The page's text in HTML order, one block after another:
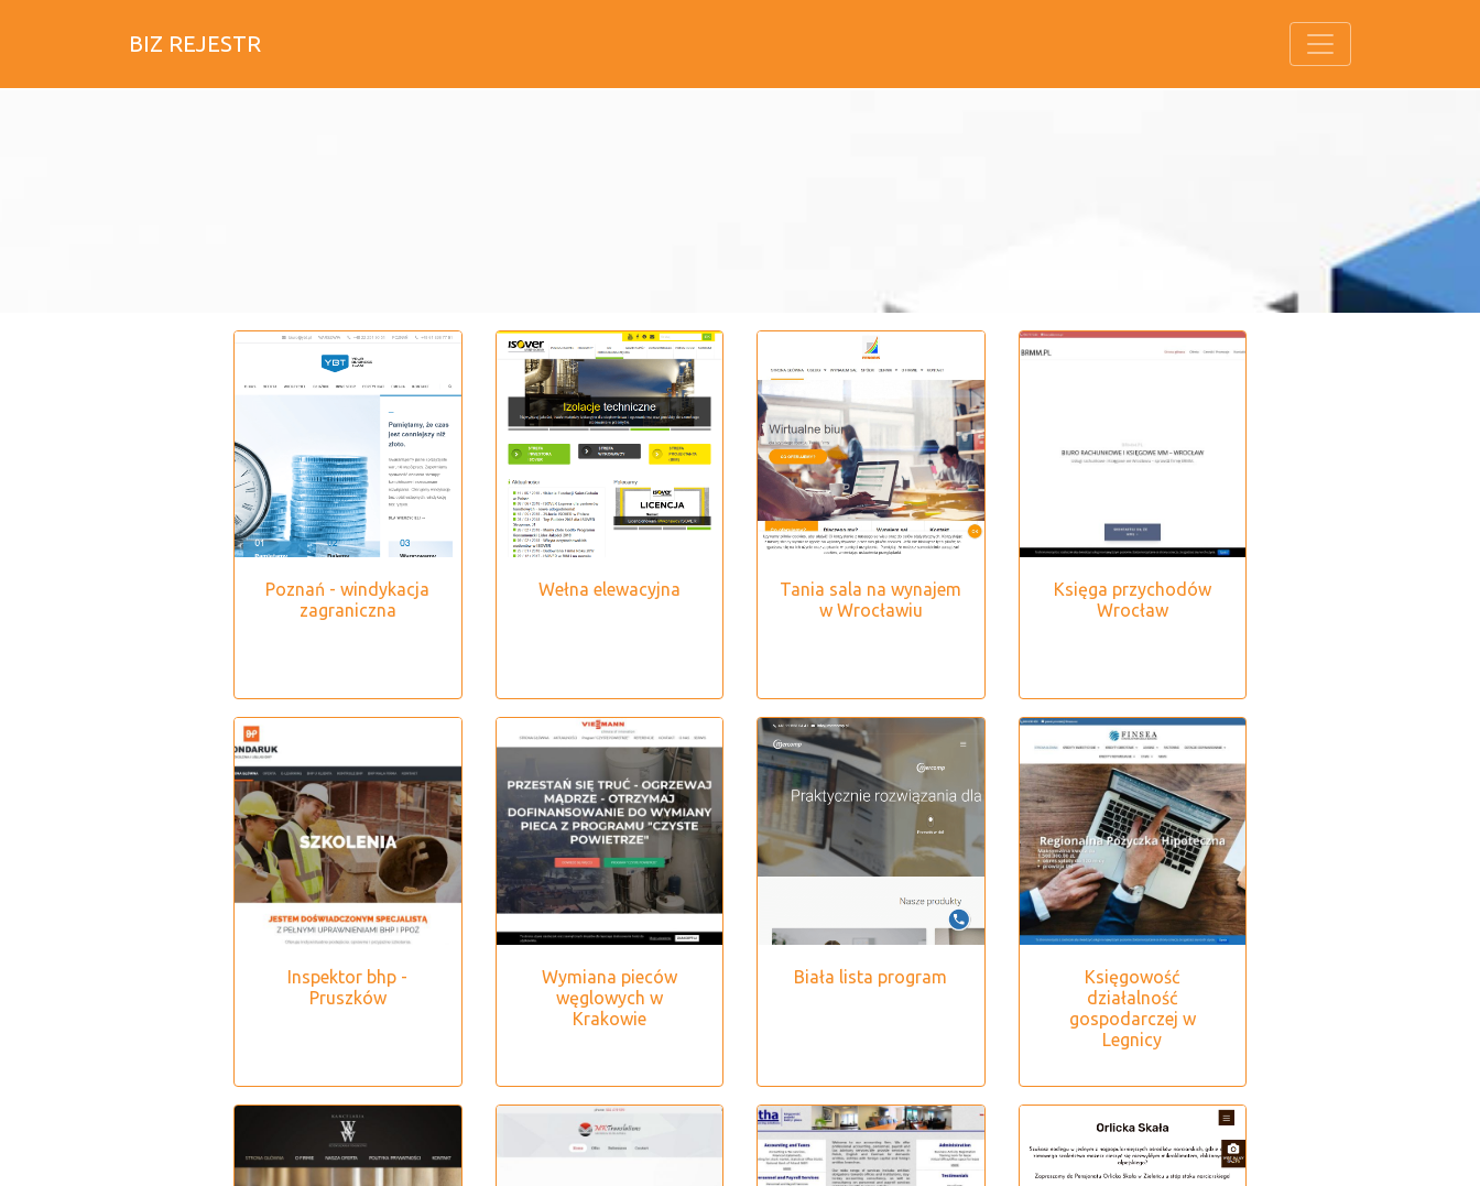
BIZ REJESTR
Poznań - windykacja
zagraniczna
Wełna elewacyjna
Tania sala na wynajem
w Wrocławiu
Księga przychodów
Wrocław
Inspektor bhp -
Pruszków
Wymiana pieców
węglowych w
Krakowie
Biała lista program
Księgowość
działalność
gospodarczej w
Legnicy